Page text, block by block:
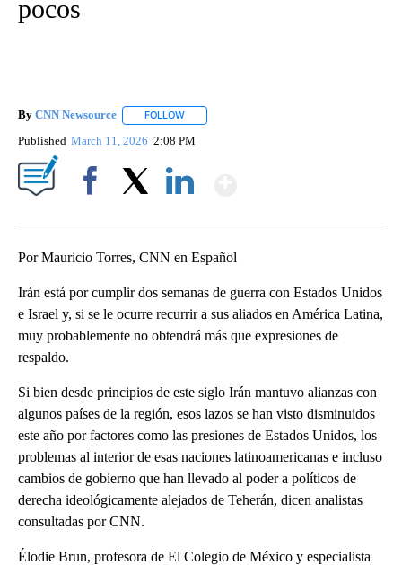
pocos
By CNN Newsource FOLLOW
Published March 11, 2026 2:08 PM
Por Mauricio Torres, CNN en Español
Irán está por cumplir dos semanas de guerra con Estados Unidos
e Israel y, si se le ocurre recurrir a sus aliados en América Latina,
muy probablemente no obtendrá más que expresiones de
respaldo.
Si bien desde principios de este siglo Irán mantuvo alianzas con
algunos países de la región, esos lazos se han visto disminuidos
este año por factores como las presiones de Estados Unidos, los
problemas al interior de esas naciones latinoamericanas e incluso
cambios de gobierno que han llevado al poder a políticos de
derecha ideológicamente alejados de Teherán, dicen analistas
consultadas por CNN.
Élodie Brun, profesora de El Colegio de México y especialista